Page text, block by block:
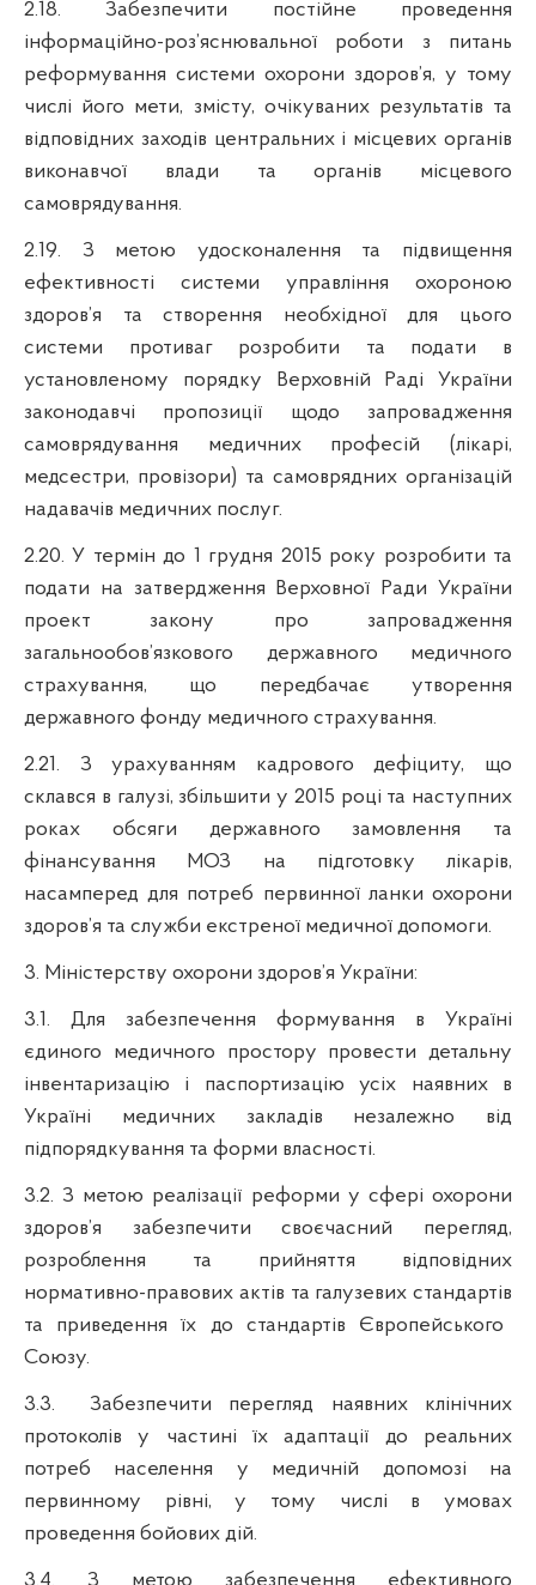
2.18. Забезпечити постійне проведення
інформаційно-роз’яснювальної роботи з питань
реформування системи охорони здоров’я, у тому
числі його мети, змісту, очікуваних результатів та
відповідних заходів центральних і місцевих органів
виконавчої влади та органів місцевого
самоврядування.
2.19.
З метою удосконалення та підвищення
ефективності системи управління охороною
здоров’я та створення необхідної для цього
системи противаг розробити та подати в
установленому порядку Верховній Раді України
законодавчі пропозиції щодо запровадження
самоврядування медичних професій (лікарі,
медсестри, провізори) та самоврядних організацій
надавачів медичних послуг.
2.20. У термін до 1 грудня 2015 року розробити та
подати на затвердження Верховної Ради України
проект закону про запровадження
загальнообов’язкового державного медичного
страхування, що передбачає утворення
державного фонду медичного страхування.
2.21. З урахуванням кадрового дефіциту, що
склався в галузі, збільшити у 2015 році та наступних
роках обсяги державного замовлення та
фінансування МОЗ на підготовку лікарів,
насамперед для потреб первинної ланки охорони
здоров’я та служби екстреної медичної допомоги.
3. Міністерству охорони здоров’я України:
3.1. Для забезпечення формування в Україні
єдиного медичного простору провести детальну
інвентаризацію і паспортизацію усіх наявних в
Україні медичних закладів незалежно від
підпорядкування та форми власності.
3.2. З метою реалізації реформи у сфері охорони
здоров’я забезпечити своєчасний перегляд,
розроблення та прийняття відповідних
нормативно-правових актів та галузевих стандартів
та приведення їх до стандартів Європейського
Союзу.
3.3.
Забезпечити перегляд наявних клінічних
протоколів у частиніїх адаптації до реальних
потреб населення у медичній допомозі на
первинному рівні, у тому числі в умовах
проведення бойових дій.
3.4. З метою забезпечення ефективного